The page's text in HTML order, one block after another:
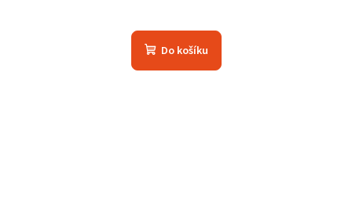
hodnocení
produktu
Do košíku